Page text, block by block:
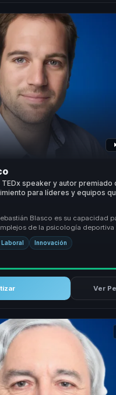
speaker y autor premiado
para líderes y equipos
rendir.
Blasco es su capacidad
de la psicología deportiva
Laboral Innovación
Ver